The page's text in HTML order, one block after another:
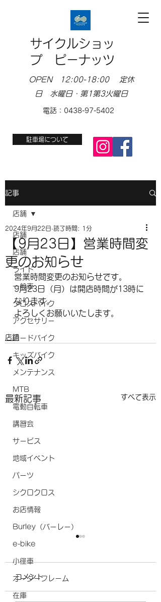
サイクルショッ
プ ピーナッツ
OPEN 12:00-18:00 定休
日 水曜日・第1第3火曜日
電話：0438-97-5402
駐車場について
記事
店舗
店舗
ライド
一般車
クロスバイク
アクセサリー
ロードバイク
キッズバイク
メンテナンス
MTB
電動自転車
講習会
サービス
地域イベント
パーツ
シクロクロス
お店情報
Burley（バーレー）
e-bike
小径車
オーダーフレーム
在庫
店舗
【9月23日】営業時間変
更のお知らせ
2024年9月22日 読了時間: 1分
営業時間変更のお知らせです。
9月23日（月）は開店時間が13時に
なります。
よろしくお願いいたします。
店舗
最新記事 すべて表示
ＧW中の営業について
らせです。 GW中は、5月
せ
コメント